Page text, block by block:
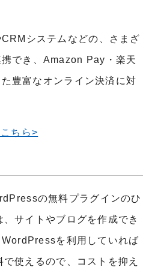
システムなどの、さまざ
でき、Amazon Pay・楽天
豊富なオンライン決済に対
ちら>
の無料プラグインのひ
サイトやブログを作成でき
を利用していれば
使えるので、コストを抑え